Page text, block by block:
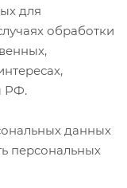
для
обработки
РФ.
данных
персональных